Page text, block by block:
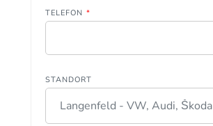
TELEFON *
STANDORT
Langenfeld - VW, Audi, Škoda